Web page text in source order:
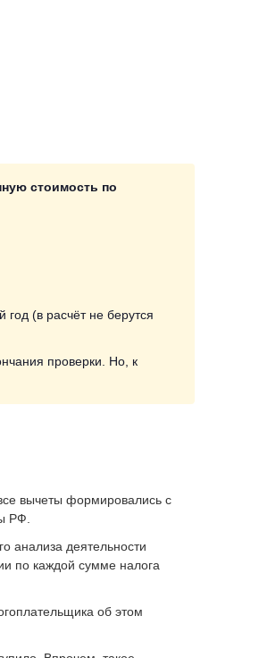
стоимость по
(в расчёт не берутся
проверки. Но, к
вычеты формировались с
РФ.
анализа деятельности
по каждой сумме налога
об этом